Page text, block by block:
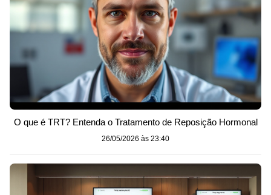
O que é TRT? Entenda o Tratamento de Reposição Hormonal
26/05/2026 às 23:40